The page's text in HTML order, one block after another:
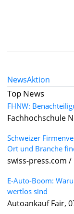
NewsAktion
Top News
FHNW:
Fachhochschule
Schweizer
Ort und Branche
swiss-press.com /
E-Auto-Boom:
wertlos sind
Autoankauf Fair,